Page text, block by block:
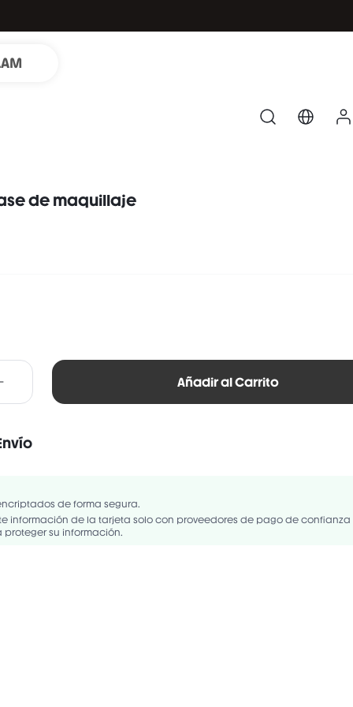
de maquillaje
Añadir al Carrito
de forma segura.
información de la tarjeta solo con proveedores de pago de confianza
proteger su información.